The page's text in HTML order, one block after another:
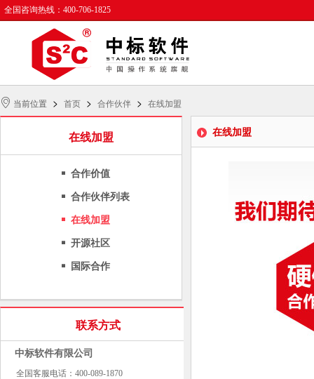
全国咨询热线：400-706-1825
当前位置 > 首页 > 合作伙伴 > 在线加盟
在线加盟
合作价值
合作伙伴列表
在线加盟
开源社区
国际合作
联系方式
中标软件有限公司
全国客服电话：400-089-1870
在线加盟